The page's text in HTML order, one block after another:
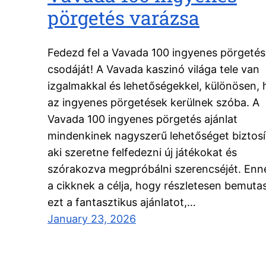
pörgetés varázsa
Fedezd fel a Vavada 100 ingyenes pörgetés
csodáját! A Vavada kaszinó világa tele van
izgalmakkal és lehetőségekkel, különösen,
az ingyenes pörgetések kerülnek szóba. A
Vavada 100 ingyenes pörgetés ajánlat
mindenkinek nagyszerű lehetőséget
aki szeretne felfedezni új játékokat és
szórakozva megpróbálni szerencséjét.
a cikknek a célja, hogy részletesen
ezt a fantasztikus ajánlatot,…
January 23, 2026